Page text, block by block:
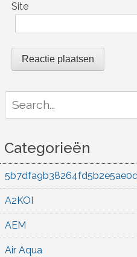
Site
for:
Categorieën
A2KOI
AEM
Air Aqua